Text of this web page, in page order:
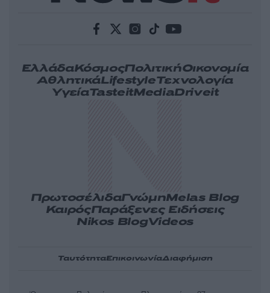
ΕλλάδαΚόσμοςΠολιτικήΟικονομία
ΑθλητικάLifestyleΤεχνολογία
ΥγείαTasteitMediaDriveit
ΠρωτοσέλιδαΓνώμηMelas Blog
ΚαιρόςΠαράξενες Ειδήσεις
Nikos BlogVideos
ΤαυτότηταΕπικοινωνίαΔιαφήμιση